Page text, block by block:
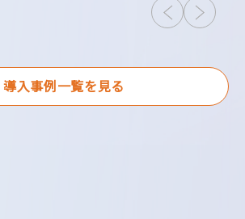
導入事例一覧を見る